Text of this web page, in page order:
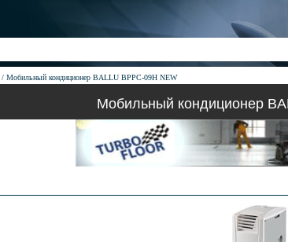
Мобильный кондиционер BALLU BPPC-09H NEW
Мобильный кондиционер